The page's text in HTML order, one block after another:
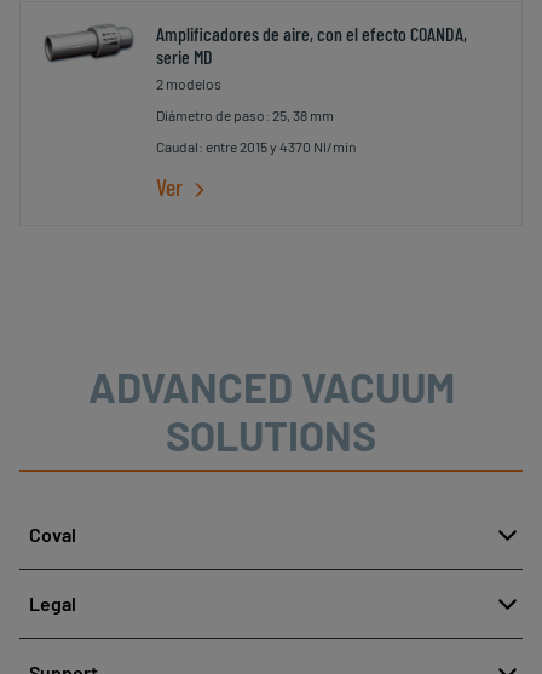
Amplificadores de aire, con el efecto COANDA,
serie MD
2 modelos
Diámetro de paso: 25, 38 mm
Caudal: entre 2015 y 4370 Nl/min
Ver
ADVANCED VACUUM
SOLUTIONS
Coval
History
Legal